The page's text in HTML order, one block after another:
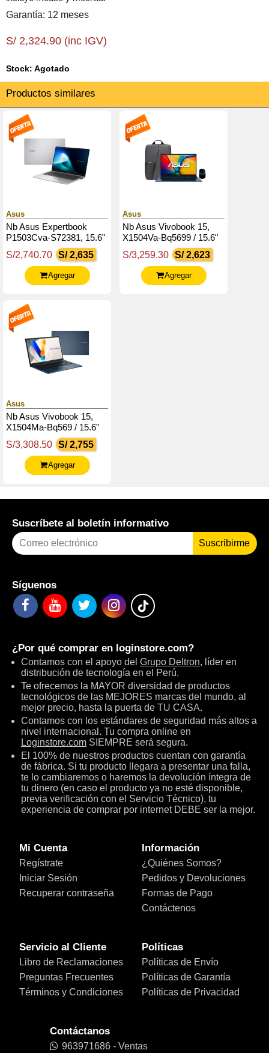
Garantía: 12 meses
S/ 2,324.90 (inc IGV)
Stock: Agotado
Productos similares
Asus
Nb Asus Expertbook
P1503Cva-S72381, 15.6"
Fhd Ips, Core 5 210H
Hasta 4.8Ghz, 16Gb
S/2,740.70 S/ 2,635
Agregar
Asus
Nb Asus Vivobook 15,
X1504Va-Bq5699 / 15.6"
Fhd Ips / Core 5-120U
5.0G / 8Gb Ddr5 / 512Gb
Ssd M.2
S/3,259.30 S/ 2,623
Agregar
Asus
Nb Asus Vivobook 15,
X1504Ma-Bq569 / 15.6"
Fhd Ips / Core 5-320
4.6Ghz / 8Gb Ddr5 /
512Gb Ssd M.2
S/3,308.50 S/ 2,755
Agregar
Suscríbete al boletín informativo
Suscribirme
Síguenos
¿Por qué comprar en loginstore.com?
Contamos con el apoyo del Grupo Deltron, líder en
distribución de tecnología en el Perú.
Te ofrecemos la MAYOR diversidad de productos
tecnológicos de las MEJORES marcas del mundo, al
mejor precio, hasta la puerta de TU CASA.
Contamos con los estándares de seguridad más altos a
nivel internacional. Tu compra online en
Loginstore.com SIEMPRE será segura.
El 100% de nuestros productos cuentan con garantía
de fábrica. Si tu producto llegara a presentar una falla,
te lo cambiaremos o haremos la devolución íntegra de
tu dinero (en caso el producto ya no esté disponible,
previa verificación con el Servicio Técnico), tu
experiencia de comprar por internet DEBE ser la mejor.
Mi Cuenta
Regístrate
Iniciar Sesión
Recuperar contraseña
Información
¿Quiénes Somos?
Pedidos y Devoluciones
Formas de Pago
Contáctenos
Servicio al Cliente
Libro de Reclamaciones
Preguntas Frecuentes
Términos y Condiciones
Políticas
Políticas de Envío
Políticas de Garantía
Políticas de Privacidad
Contáctanos
963971686 - Ventas